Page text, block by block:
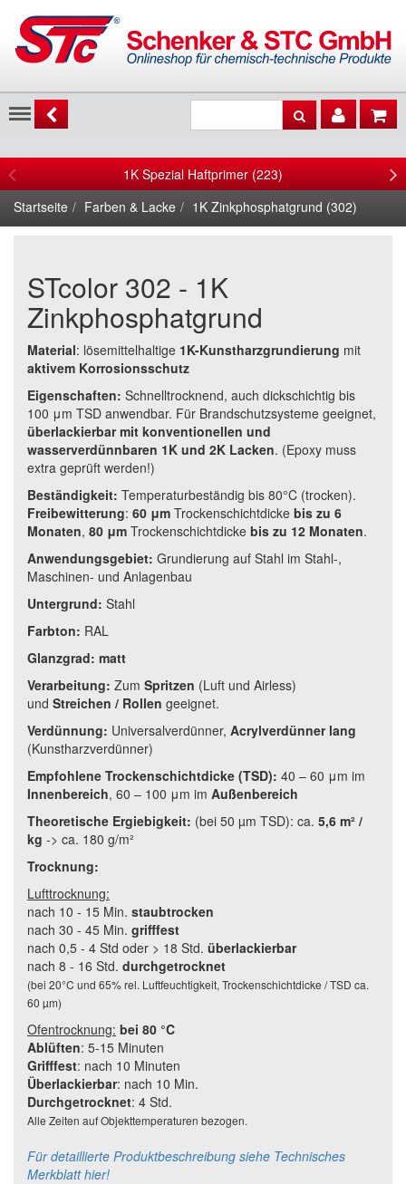
Menu
1K Spezial Haftprimer (223)
Startseite
Farben & Lacke 1K Zinkphosphatgrund (302)
STcolor 302 - 1K
Zinkphosphatgrund
Material: lösemittelhaltige 1K-Kunstharzgrundierung mit
aktivem Korrosionsschutz
Eigenschaften: Schnelltrocknend, auch dickschichtig bis
100 μm TSD anwendbar. Für Brandschutzsysteme geeignet,
überlackierbar mit konventionellen und
wasserverdünnbaren 1K und 2K Lacken. (Epoxy muss
extra geprüft werden!)
Beständigkeit: Temperaturbeständig bis 80°C (trocken).
Freibewitterung: 60 μm Trockenschichtdicke bis zu 6
Monaten, 80 μm Trockenschichtdicke bis zu 12 Monaten.
Anwendungsgebiet: Grundierung auf Stahl im Stahl-,
Maschinen- und Anlagenbau
Untergrund: Stahl
Farbton: RAL
Glanzgrad: matt
Verarbeitung: Zum Spritzen (Luft und Airless)
und Streichen / Rollen geeignet.
Verdünnung: Universalverdünner, Acrylverdünner lang
(Kunstharzverdünner)
Empfohlene Trockenschichtdicke (TSD): 40 – 60 μm im
Innenbereich, 60 – 100 μm im Außenbereich
Theoretische Ergiebigkeit: (bei 50 µm TSD): ca. 5,6 m² /
kg -> ca. 180 g/m²
Trocknung:
Lufttrocknung:
nach 10 - 15 Min. staubtrocken
nach 30 - 45 Min. grifffest
nach 0,5 - 4 Std oder > 18 Std. überlackierbar
nach 8 - 16 Std. durchgetrocknet
(bei 20°C und 65% rel. Luftfeuchtigkeit, Trockenschichtdicke / TSD ca.
60 µm)
Ofentrocknung: bei 80 °C
Ablüften: 5-15 Minuten
Grifffest: nach 10 Minuten
Überlackierbar: nach 10 Min.
Durchgetrocknet: 4 Std.
Alle Zeiten auf Objekttemperaturen bezogen.
Für detaillierte Produktbeschreibung siehe Technisches
Merkblatt hier!